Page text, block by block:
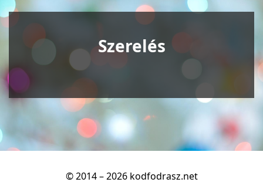
Szerelés
© 2014 – 2026 kodfodrasz.net